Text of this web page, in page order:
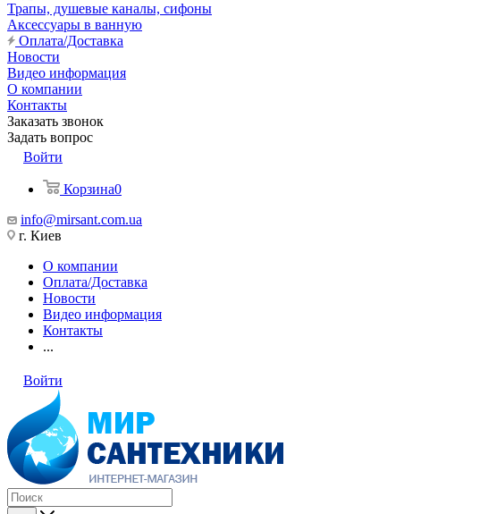
Трапы, душевые каналы, сифоны
Аксессуары в ванную
Оплата/Доставка
Новости
Видео информация
О компании
Контакты
Заказать звонок
Задать вопрос
Войти
Корзина0
info@mirsant.com.ua
г. Киев
О компании
Оплата/Доставка
Новости
Видео информация
Контакты
...
Войти